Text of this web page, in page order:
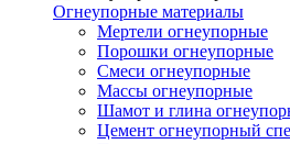
Огнеупорные материалы
Мертели огнеупорные
Порошки огнеупорные
Смеси огнеупорные
Массы огнеупорные
Шамот и глина
Цемент огнеупорный